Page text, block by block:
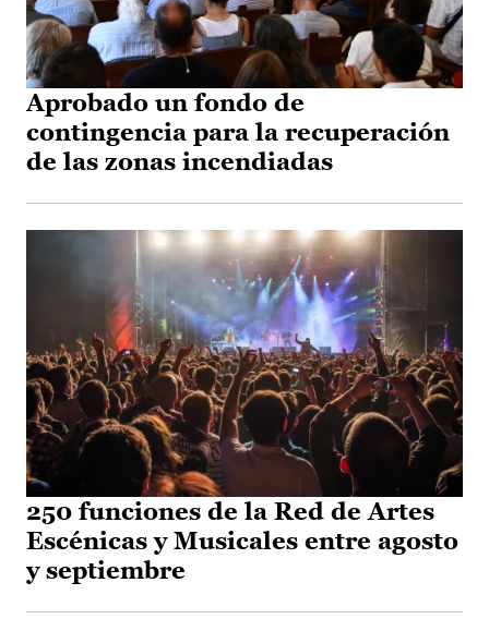
Aprobado un fondo de
contingencia para la recuperación
de las zonas incendiadas
250 funciones de la Red de Artes
Escénicas y Musicales entre agosto
y septiembre